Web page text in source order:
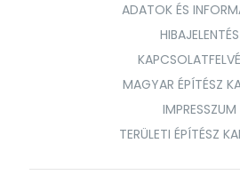
ADATOK ÉS
HIBAJELENTÉS
MAGYAR ÉPÍTÉSZ
IMPRESSZUM
TERÜLETI ÉPÍTÉSZ